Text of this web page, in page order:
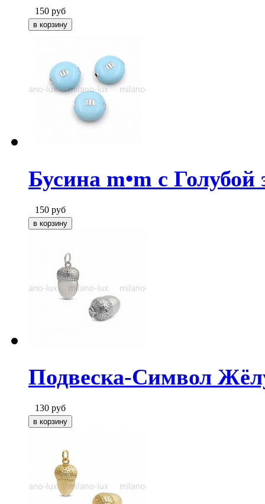
150 руб
Бусина m•m с
150 руб
Подвеска-Символ
130 руб